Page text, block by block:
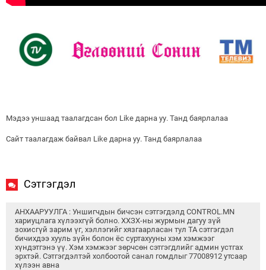
Мэдээ уншаад таалагдсан бол Like дарна уу. Танд баярлалаа
Сайт таалагдаж байвал Like дарна уу. Танд баярлалаа
Сэтгэгдэл
АНХААРУУЛГА : Уншигчдын бичсэн сэтгэгдэлд CONTROL.MN
хариуцлага хүлээхгүй болно. ХХЗХ-ны журмын дагуу зүй
зохисгүй зарим үг, хэллэгийг хязгаарласан тул ТА сэтгэгдэл
бичихдээ хууль зүйн болон ёс суртахууны хэм хэмжээг
хүндэтгэнэ үү. Хэм хэмжээг зөрчсөн сэтгэгдлийг админ устгах
эрхтэй. Сэтгэгдэлтэй холбоотой санал гомдлыг 77008912 утсаар
хүлээн авна